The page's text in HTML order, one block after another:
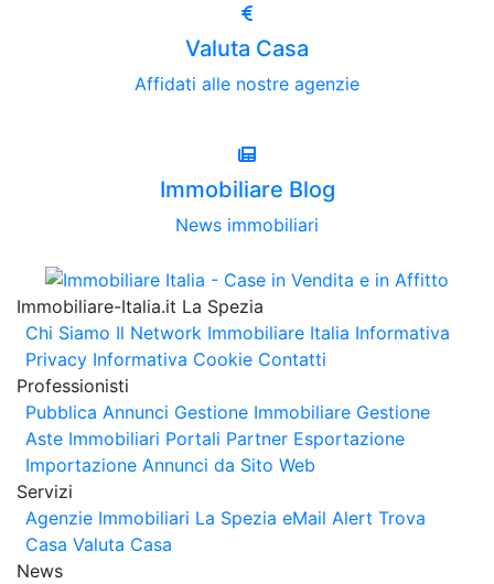
Valuta Casa
Affidati alle nostre agenzie
Immobiliare Blog
News immobiliari
Immobiliare-Italia.it La Spezia
Chi Siamo Il Network Immobiliare Italia Informativa
Privacy Informativa Cookie Contatti
Professionisti
Pubblica Annunci Gestione Immobiliare Gestione
Aste Immobiliari Portali Partner Esportazione
Importazione Annunci da Sito Web
Servizi
Agenzie Immobiliari La Spezia eMail Alert Trova
Casa Valuta Casa
News